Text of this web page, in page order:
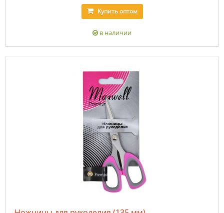
Купитьоптом
в наличии